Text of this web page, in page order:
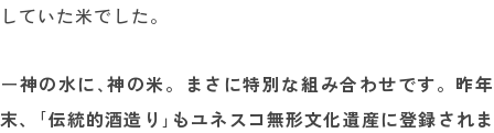
していた米でした。
ー神の水に､神の米。まさに特別な組み合わせです。昨年
末、｢伝統的酒造り｣もユネスコ無形文化遺産に登録されま